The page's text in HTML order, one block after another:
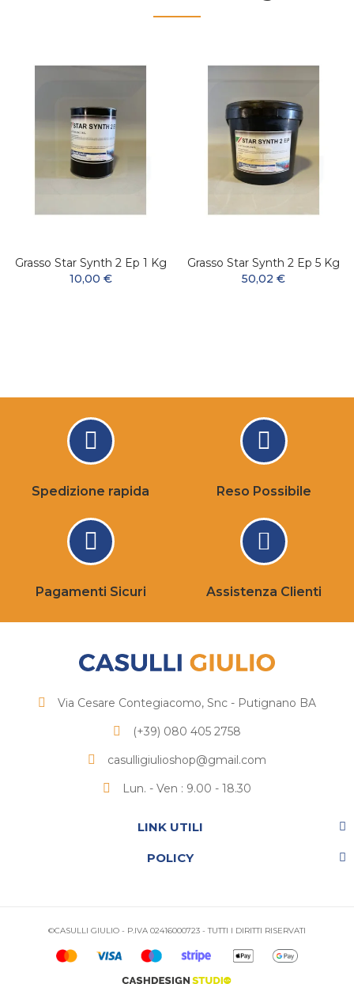
Grasso Star Synth 2 Ep 1 Kg
10,00 €
Grasso Star Synth 2 Ep 5 Kg
50,02 €
Spedizione rapida Reso Possibile
Pagamenti Sicuri Assistenza Clienti
Via Cesare Contegiacomo, Snc - Putignano BA
(+39) 080 405 2758
casulligiulioshop@gmail.com
Lun. - Ven : 9.00 - 18.30
LINK UTILI
POLICY
©CASULLI GIULIO - P.IVA 02416000723 - TUTTI I DIRITTI RISERVATI